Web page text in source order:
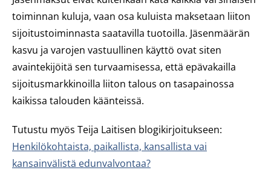
toiminnan kuluja, vaan osa kuluista maksetaan liiton
sijoitustoiminnasta saatavilla tuotoilla. Jäsenmäärän
kasvu ja varojen vastuullinen käyttö ovat siten
avaintekijöitä sen turvaamisessa, että epävakailla
sijoitusmarkkinoilla liiton talous on tasapainossa
kaikissa talouden käänteissä.
Tutustu myös Teija Laitisen blogikirjoitukseen:
Henkilökohtaista, paikallista, kansallista vai
kansainvälistä edunvalvontaa?